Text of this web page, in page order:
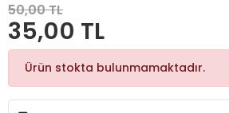
50,00 TL
35,00 TL
Ürün stokta bulunmamaktadır.